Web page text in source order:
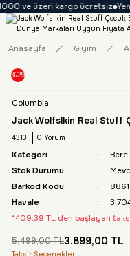
ve üzeri kargo ücretsiz
Anasayfa Giyim
%29
Columbia
Jack Wolfslkin Real Stuff
4313 0 Yorum
Kategori
Bere
Stok Durumu
Barkod Kodu
Havale
*409,39 TL den başlayan
5.499,00 TL3.899,00 TL